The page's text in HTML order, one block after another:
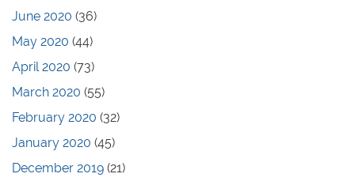
June 2020 (36)
May 2020 (44)
April 2020 (73)
March 2020 (55)
February 2020 (32)
January 2020 (45)
December 2019 (21)